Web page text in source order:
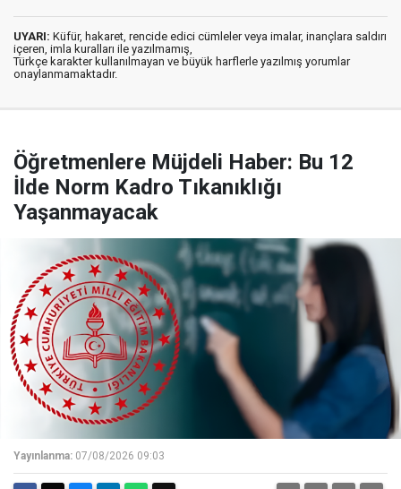
UYARI: Küfür, hakaret, rencide edici cümleler veya imalar, inançlara saldırı
içeren, imla kuralları ile yazılmamış,
Türkçe karakter kullanılmayan ve büyük harflerle yazılmış yorumlar
onaylanmamaktadır.
Öğretmenlere Müjdeli Haber: Bu 12
İlde Norm Kadro Tıkanıklığı
Yaşanmayacak
Yayınlanma: 07/08/2026 09:03